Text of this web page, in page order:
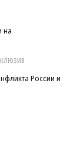
на
России и